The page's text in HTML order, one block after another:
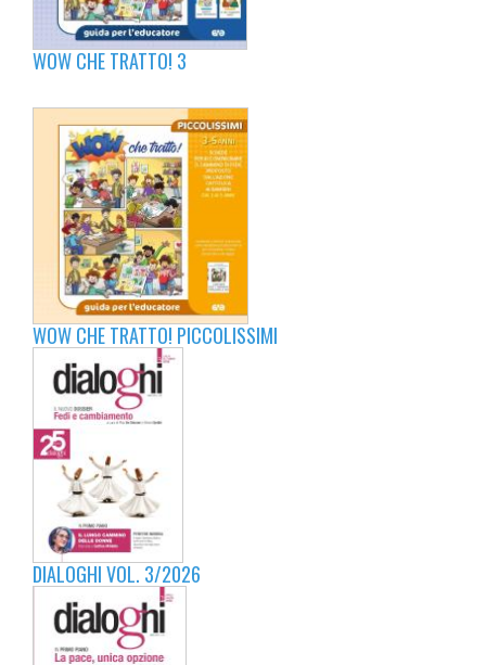
WOW CHE TRATTO! 3
WOW CHE TRATTO! PICCOLISSIMI
DIALOGHI VOL. 3/2026